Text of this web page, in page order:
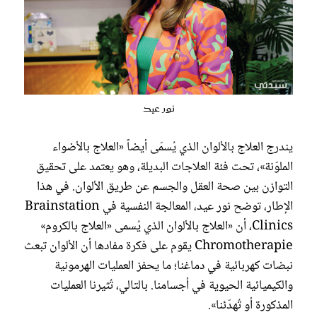
نور عيد
يندرج العلاج بالألوان الذي يُسمّى أيضاً «العلاج بالأضواء
الملوّنة»، تحت فئة العلاجات البديلة، وهو يعتمد على تحقيق
التوازن بين صحة العقل والجسم عن طريق الألوان. في هذا
الإطار، توضح نور عيد، المعالجة النفسية في Brainstation
Clinics، أن «العلاج بالألوان الذي يُسمى «العلاج بالكروم»
Chromotherapie يقوم على فكرة مفادها أن الألوان تبعث
نبضات كهربائية في دماغنا؛ ما يحفز العمليات الهرمونية
والكيميائية الحيوية في أجسامنا. بالتالي، تُثيرنا العمليات
المذكورة أو تُهدّئنا».